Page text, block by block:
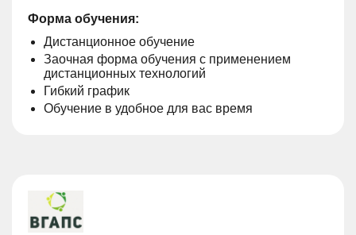
Форма обучения:
Дистанционное обучение
Заочная форма обучения с применением
дистанционных технологий
Гибкий график
Обучение в удобное для вас время